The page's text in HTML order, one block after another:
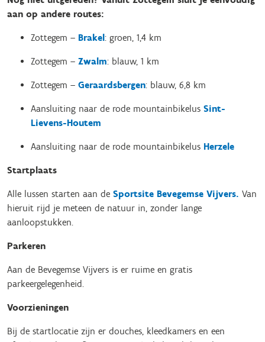
aan op andere routes:
Zottegem – Brakel: groen, 1,4 km
Zottegem – Zwalm: blauw, 1 km
Zottegem – Geraardsbergen: blauw, 6,8 km
Aansluiting naar de rode mountainbikelus Sint-
Lievens-Houtem
Aansluiting naar de rode mountainbikelus Herzele
Startplaats
Alle lussen starten aan de Sportsite Bevegemse Vijvers. Van
hieruit rijd je meteen de natuur in, zonder lange
aanloopstukken.
Parkeren
Aan de Bevegemse Vijvers is er ruime en gratis
parkeergelegenheid.
Voorzieningen
Bij de startlocatie zijn er douches, kleedkamers en een